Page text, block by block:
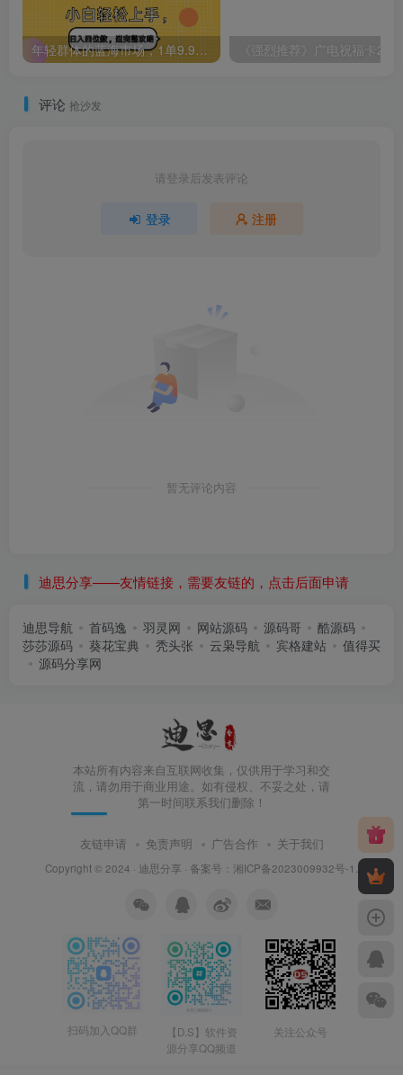
年轻群体的蓝海市场，1单9.9元，操作简单，小白轻松上手，日入四位数，送完整攻略
评论 抢沙发
请登录后发表评论
登录 注册
暂无评论内容
迪思分享——友情链接，需要友链的，点击后面申请
迪思导航 首码逸 羽灵网 网站源码 源码哥
酷源码
莎莎源码
葵花宝典 秃头张 云枭导航 宾格建站
值得买
源码分享网
本站所有内容来自互联网收集，仅供用于学习和交
流，请勿用于商业用途。如有侵权、不妥之处，请
第一时间联系我们删除！
友链申请 免责声明 广告合作 关于我们
Copyright © 2024 · 迪思分享 · 备案号： 湘ICP备2023009932号-1
扫码加入QQ群
【D.S】软件资
源分享QQ频道
关注公众号